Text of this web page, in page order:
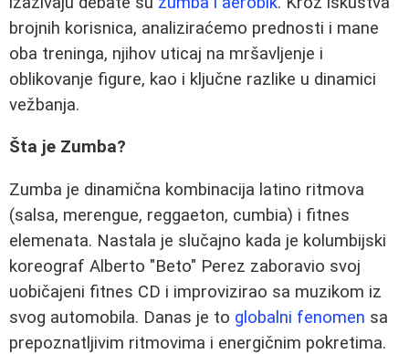
brojnih korisnica, analiziraćemo prednosti i mane
oba treninga, njihov uticaj na mršavljenje i
oblikovanje figure, kao i ključne razlike u dinamici
vežbanja.
Šta je Zumba?
Zumba je dinamična kombinacija latino ritmova
(salsa, merengue, reggaeton, cumbia) i fitnes
elemenata. Nastala je slučajno kada je kolumbijski
koreograf Alberto "Beto" Perez zaboravio svoj
uobičajeni fitnes CD i improvizirao sa muzikom iz
svog automobila. Danas je to globalni fenomen sa
prepoznatljivim ritmovima i energičnim pokretima.